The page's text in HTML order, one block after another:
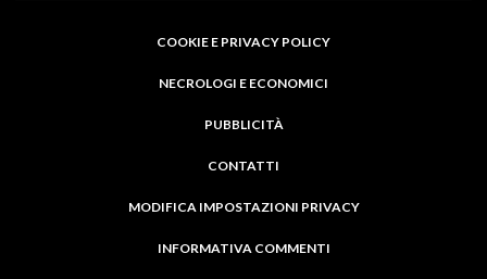
COOKIE E PRIVACY POLICY
NECROLOGI E ECONOMICI
PUBBLICITÀ
CONTATTI
MODIFICA IMPOSTAZIONI PRIVACY
INFORMATIVA COMMENTI